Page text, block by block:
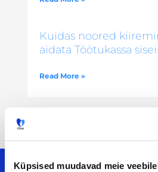
Küpsised muudavad meie
Kuidas noored
aidata Töötukassa
Read More »